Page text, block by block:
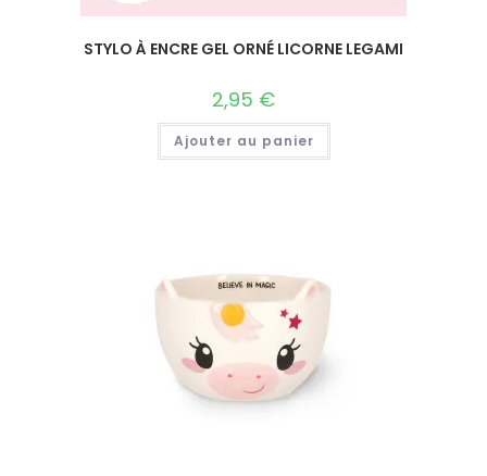
STYLO À ENCRE GEL ORNÉ LICORNE LEGAMI
2,95 €
Ajouter au panier